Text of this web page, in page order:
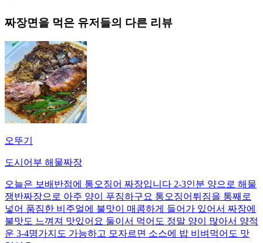
짜장면 을 먹은 유저들의 다른 리뷰
오뚜기
도시어부 해물짜장
오늘은 보배반점에 통오징어 짜장입니다 2-3인분 양으로 해물
쟁반짜장으로 아주 양이 푸짐하구요 통오징어튀짐을 통째로
넣어 품짐한 비주얼에 불맛이 매콤하게 들어가 있어서 짜장에
불맛도 느껴져 맛있어요 둘이서 먹어도 정말 양이 많아서 양적
운 3-4명가지도 가능하고 모자르면 소스에 밥 비벼먹어도 맛